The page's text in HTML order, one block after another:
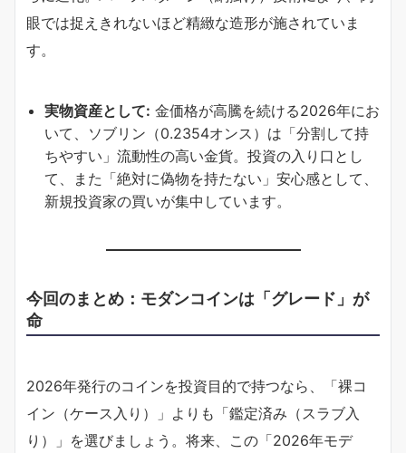
眼では捉えきれないほど精緻な造形が施されていま
す。
実物資産として: 金価格が高騰を続ける2026年にお
いて、ソブリン（0.2354オンス）は「分割して持
ちやすい」流動性の高い金貨。投資の入り口とし
て、また「絶対に偽物を持たない」安心感として、
新規投資家の買いが集中しています。
今回のまとめ：モダンコインは「グレード」が
命
2026年発行のコインを投資目的で持つなら、「裸コ
イン（ケース入り）」よりも「鑑定済み（スラブ入
り）」を選びましょう。将来、この「2026年モデ